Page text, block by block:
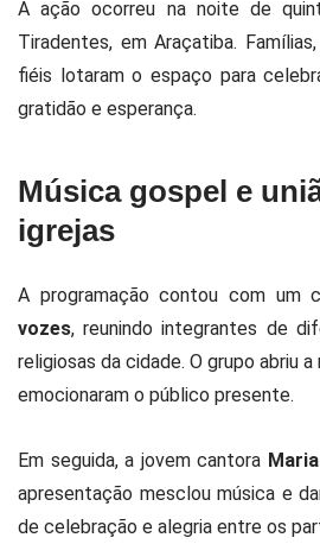
A ação ocorreu na noite de
Tiradentes, em Araçatiba.
fiéis lotaram o espaço para
gratidão e esperança.
Música gospel e
igrejas
A programação contou com um
vozes, reunindo integrantes de
religiosas da cidade. O grupo abriu
emocionaram o público presente.
Em seguida, a jovem cantora
apresentação mesclou música e
de celebração e alegria entre os